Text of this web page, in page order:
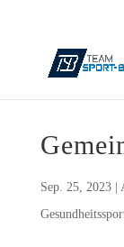
Sep. 25, 2023|